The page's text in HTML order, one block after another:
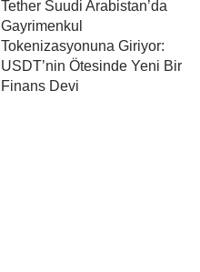
Tether Suudi Arabistan’da
Gayrimenkul
Tokenizasyonuna Giriyor:
USDT’nin Ötesinde Yeni Bir
Finans Devi